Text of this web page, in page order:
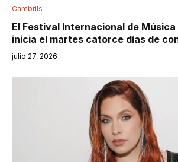
Cambrils
El Festival Internacional de Música
inicia el martes catorce días de
julio 27, 2026